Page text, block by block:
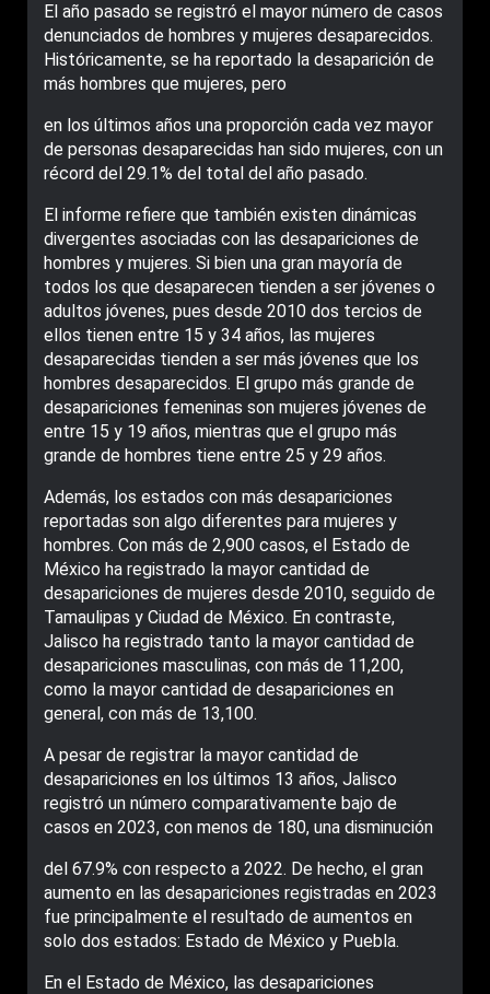
El año pasado se registró el mayor número de casos
denunciados de hombres y mujeres desaparecidos.
Históricamente, se ha reportado la desaparición de
más hombres que mujeres, pero
en los últimos años una proporción cada vez mayor
de personas desaparecidas han sido mujeres, con un
récord del 29.1% del total del año pasado.
El informe refiere que también existen dinámicas
divergentes asociadas con las desapariciones de
hombres y mujeres. Si bien una gran mayoría de
todos los que desaparecen tienden a ser jóvenes o
adultos jóvenes, pues desde 2010 dos tercios de
ellos tienen entre 15 y 34 años, las mujeres
desaparecidas tienden a ser más jóvenes que los
hombres desaparecidos. El grupo más grande de
desapariciones femeninas son mujeres jóvenes de
entre 15 y 19 años, mientras que el grupo más
grande de hombres tiene entre 25 y 29 años.
Además, los estados con más desapariciones
reportadas son algo diferentes para mujeres y
hombres. Con más de 2,900 casos, el Estado de
México ha registrado la mayor cantidad de
desapariciones de mujeres desde 2010, seguido de
Tamaulipas y Ciudad de México. En contraste,
Jalisco ha registrado tanto la mayor cantidad de
desapariciones masculinas, con más de 11,200,
como la mayor cantidad de desapariciones en
general, con más de 13,100.
A pesar de registrar la mayor cantidad de
desapariciones en los últimos 13 años, Jalisco
registró un número comparativamente bajo de
casos en 2023, con menos de 180, una disminución
del 67.9% con respecto a 2022. De hecho, el gran
aumento en las desapariciones registradas en 2023
fue principalmente el resultado de aumentos en
solo dos estados: Estado de México y Puebla.
En el Estado de México, las desapariciones